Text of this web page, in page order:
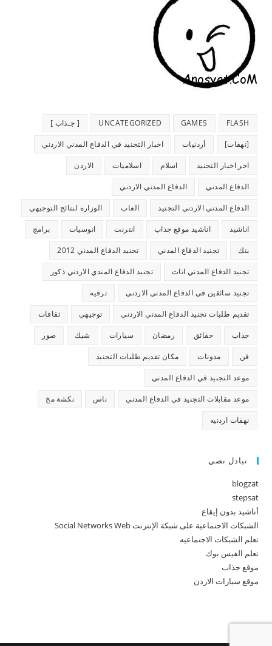
FLASH
GAMES
UNCATEGORIZED [ جـذاب ]
[نهفات] أردنيات اخبار التجنيد في الدفاع المدني الاردني
اخر اخبار التجنيد اسلام اسلاميات الاردن
الدفاع المدني الدفاع المدني الاردني
الدفاع المدني الاردني التجنيد العاب الوزاره لنتائج التوجيهي
اناشيد اناشيد موقع جذاب انترنت انوسيات برامج
بنك تجنيد الدفاع المدني تجنيد الدفاع المدني 2012
تجنيد الدفاع المدني اناث تجنيد الدفاع المندي الاردني ذكور
تجنيد سائقين في الدفاع المدني الاردني ترفيه
تقديم طلبات تجنيد الدفاع المدني الاردني توجيهي ثقافات
جذاب حقائق رمضان سيارات شيك صور
فن مدونات مكان تقديم طلبات التجنيد
موعد التجنيد في الدفاع المدني
موعد مقابلات التجنيد في الدفاع المدني ناس نكشة مخ
نهفات اردنيه
تبادل نصي
blogzat
stepsat
أناشيد بدون إيقاع
الشبكات الاجتماعية على شبكة الإنترنت Social Networks Web
تعلم الشبكات الاجتماعيه
تعلم الفيس بوك
موقع جذاب
موقع سيارات الاردن